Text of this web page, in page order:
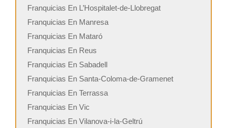
Franquicias En L’Hospitalet-de-Llobregat
Franquicias En Manresa
Franquicias En Mataró
Franquicias En Reus
Franquicias En Sabadell
Franquicias En Santa-Coloma-de-Gramenet
Franquicias En Terrassa
Franquicias En Vic
Franquicias En Vilanova-i-la-Geltrú